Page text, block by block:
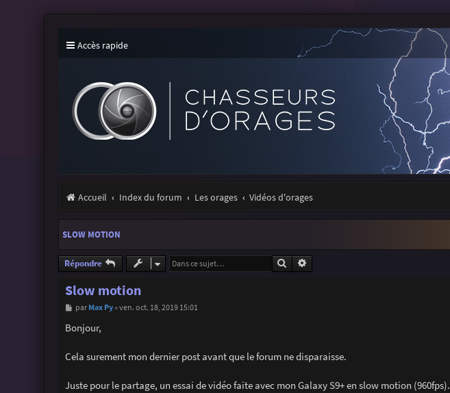
Accès rapide
Accueil Index du forum Les orages Vidéos d'orages
SLOW MOTION
Répondre Rechercher
Slow motion
M
s
s
g
e
par Max Py»ven. oct. 18, 2019 15:01
Bonjour,
Cela surement mon dernier post avant que le forum ne disparaisse.
Juste pour le partage, un essai de vidéo faite avec mon Galaxy S9+ en slow motion (960fps).